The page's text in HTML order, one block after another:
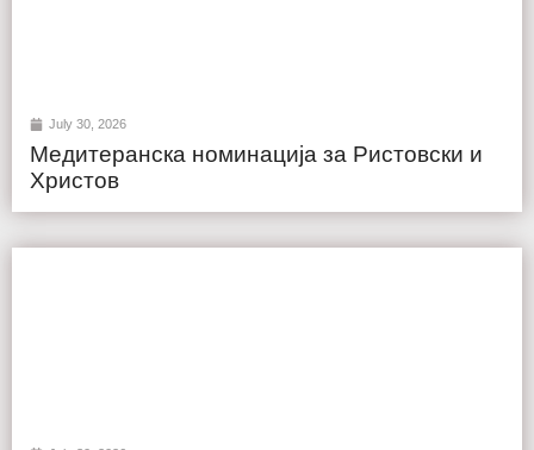
July 30, 2026
Медитеранска номинација за Ристовски и
Христов